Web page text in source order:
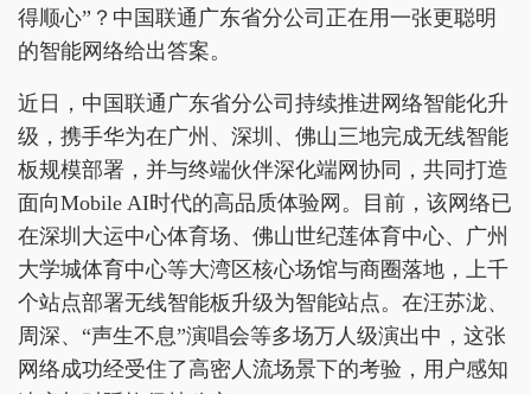
得顺心”？中国联通广东省分公司正在用一张更聪明
的智能网络给出答案。
近日，中国联通广东省分公司持续推进网络智能化升
级，携手华为在广州、深圳、佛山三地完成无线智能
板规模部署，并与终端伙伴深化端网协同，共同打造
面向Mobile AI时代的高品质体验网。目前，该网络已
在深圳大运中心体育场、佛山世纪莲体育中心、广州
大学城体育中心等大湾区核心场馆与商圈落地，上千
个站点部署无线智能板升级为智能站点。在汪苏泷、
周深、“声生不息”演唱会等多场万人级演出中，这张
网络成功经受住了高密人流场景下的考验，用户感知